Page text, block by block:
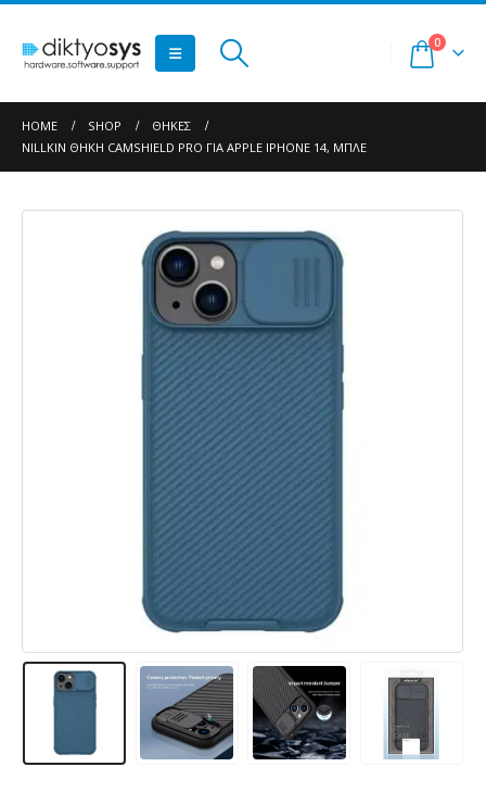
0
HOME SHOP
ΘΉΚΕΣ
NILLKIN ΘΉΚΗ CAMSHIELD PRO ΓΙΑ APPLE IPHONE 14, ΜΠΛΕ